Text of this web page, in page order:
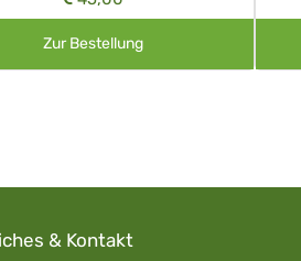
Zur Bestellung
& Kontakt